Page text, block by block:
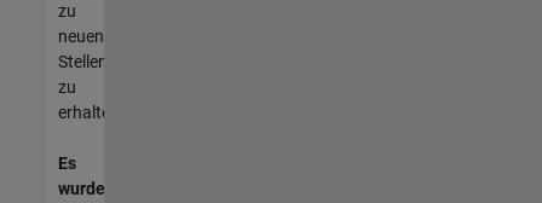
zu
neuen
Stellenangeboten
zu
erhalten.
Es
wurden